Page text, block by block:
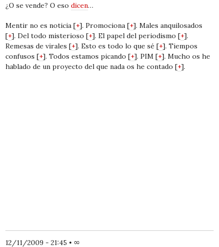
¿O se vende? O esodicen…
Mentir no es noticia [+]. Promociona [+]. Males anquilosados
[+]. Del todo misterioso [+]. El papel del periodismo [+].
Remesas de virales [+]. Esto es todo lo que sé [+]. Tiempos
confusos [+]. Todos estamos picando [+]. PIM [+]. Mucho os he
hablado de un proyecto del que nada os he contado [+].
12/11/2009 - 21:45 • ∞